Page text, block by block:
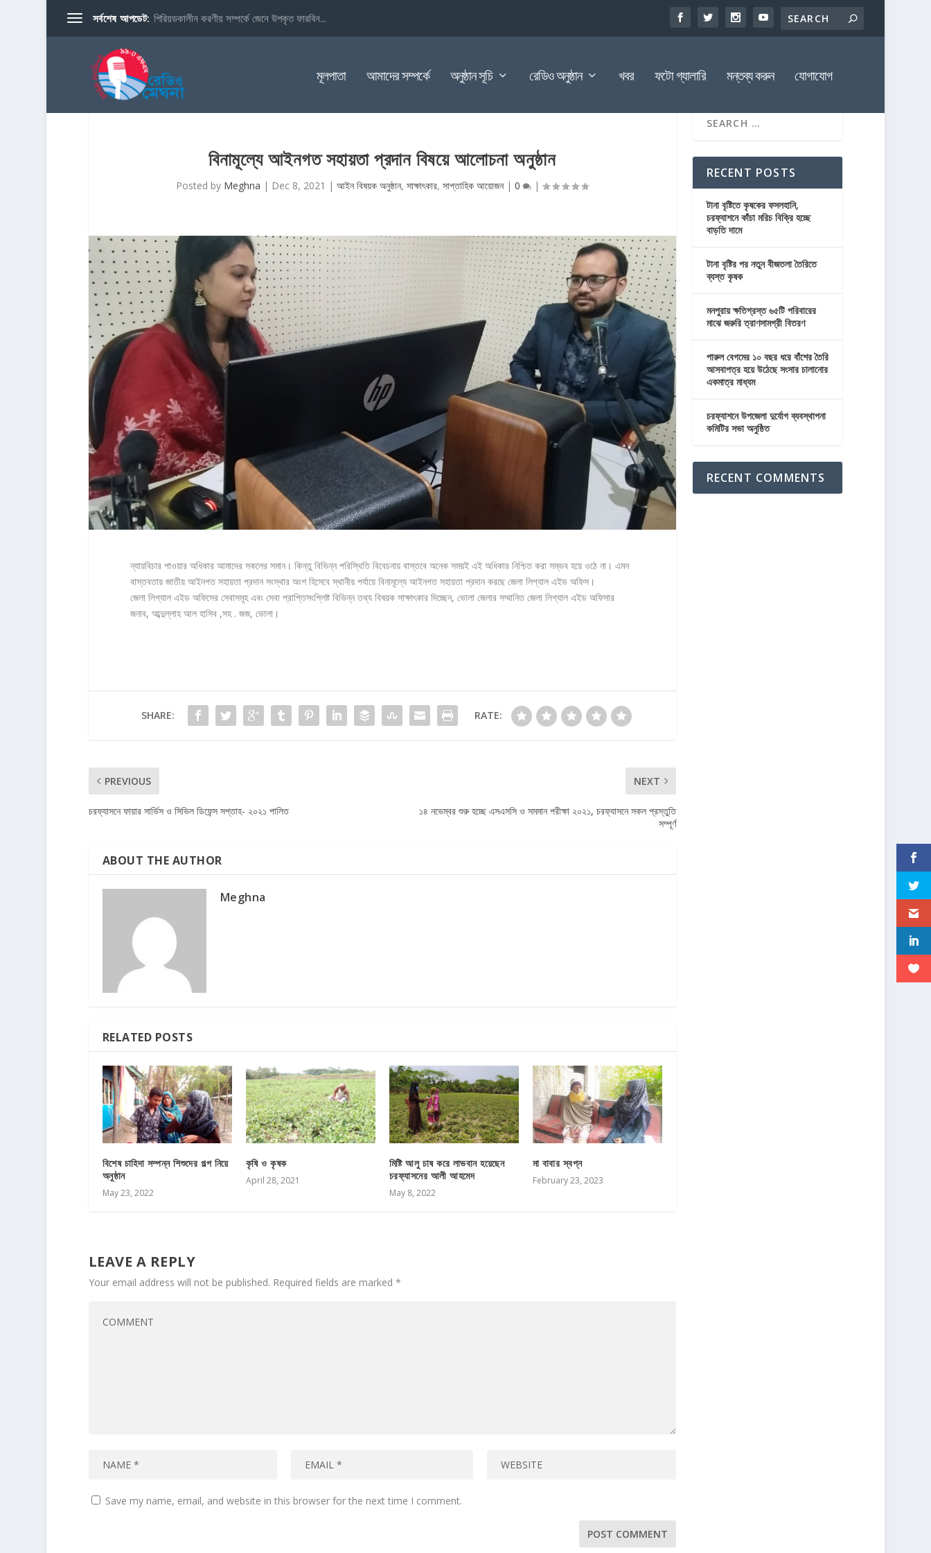
সর্বশেষ আপডেট: পিরিয়ডকালীন করণীয় সম্পর্কে জেনে উপকৃত ফারবিন...
মূলপাতা আমাদের সম্পর্কে অনুষ্ঠান সূচি রেডিও অনুষ্ঠান খবর ফটো গ্যালারি মন্তব্য করুন যোগাযোগ
বিনামূল্যে আইনগত সহায়তা প্রদান বিষয়ে আলোচনা অনুষ্ঠান
Posted by Meghna | Dec 8, 2021 |আইন বিষয়ক অনুষ্ঠান,সাক্ষাৎকার,সাপ্তাহিক আয়োজন|0 |
ন্যায়বিচার পাওয়ার অধিকার আমাদের সকলের সমান। কিন্তু বিভিন্ন পরিস্থিতি বিবেচনায় বাস্তবে অনেক সময়ই এই অধিকার নিশ্চিত করা সম্ভব হয়ে ওঠে না। এমন
বাস্তবতায় জাতীয় আইনগত সহায়তা প্রদান সংস্থার অংশ হিসেবে স্থানীয় পর্যায়ে বিনামূল্যে আইনগত সহায়তা প্রদান করছে জেলা লিগ্যাল এইড অফিস।
জেলা লিগ্যাল এইড অফিসের সেবাসমূহ এবং সেবা প্রাপ্তিসংশ্লিষ্ট বিভিন্ন তথ্য বিষয়ক সাক্ষাৎকার দিচ্ছেন, ভোলা জেলার সম্মানিত জেলা লিগ্যাল এইড অফিসার
জনাব, আব্দুল্লাহ আল হাসিব ,সহ . জজ, ভোলা।
SHARE: RATE:
PREVIOUS
চরফ্যাসনে ফায়ার সার্ভিস ও সিভিল ডিফেন্স সপ্তাহ- ২০২১ পালিত
NEXT
১৪ নভেম্বর শুরু হচ্ছে এসএসসি ও সমমান পরীক্ষা ২০২১, চরফ্যাসনে সকল প্রস্তুতি
সম্পূর্ণ
ABOUT THE AUTHOR
Meghna
RELATED POSTS
বিশেষ চাহিদা সম্পন্ন শিশুদের গল্প নিয়ে
অনুষ্ঠান
May 23, 2022
কৃষি ও কৃষক
April 28, 2021
মিষ্টি আলু চাষ করে লাভবান হয়েছেন
চরফ্যাসনের আলী আহমেদ
May 8, 2022
মা বাবার স্বপ্ন
February 23, 2023
LEAVE A REPLY
Your email address will not be published. Required fields are marked *
Save my name, email, and website in this browser for the next time I comment.
RECENT POSTS
টানা বৃষ্টিতে কৃষকের ফসলহানি,
চরফ্যাশনে কাঁচা মরিচ বিক্রি হচ্ছে
বাড়তি দামে
টানা বৃষ্টির পর নতুন বীজতলা তৈরিতে
ব্যস্ত কৃষক
মনপুরায় ক্ষতিগ্রস্ত ৬৫টি পরিবারের
মাঝে জরুরি ত্রাণসামগ্রী বিতরণ
পারুল বেগমের ১০ বছর ধরে বাঁশের তৈরি
আসবাপত্র হয়ে উঠেছে সংসার চালানোর
একমাত্র মাধ্যম
চরফ্যাশনে উপজেলা দুর্যোগ ব্যবস্থাপনা
কমিটির সভা অনুষ্ঠিত
RECENT COMMENTS